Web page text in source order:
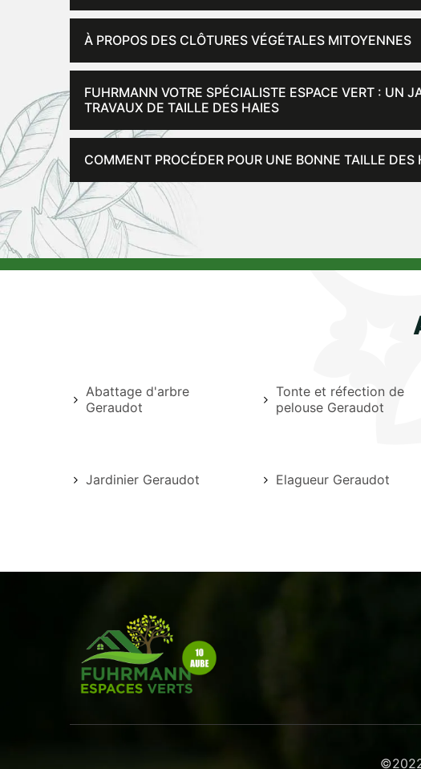
À PROPOS DES CLÔTURES VÉGÉTALES MITOYENNES
FUHRMANN VOTRE SPÉCIALISTE ESPACE VERT : UN
TRAVAUX DE TAILLE DES HAIES
COMMENT PROCÉDER POUR UNE BONNE TAILLE DES
Abattage d'arbre
Geraudot
Tonte et réfection de
pelouse Geraudot
Jardinier Geraudot Elagueur Geraudot